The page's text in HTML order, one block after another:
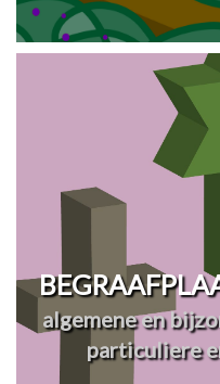
algemene en
particuliere